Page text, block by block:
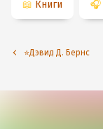
📖 Книги 🎧
⭐️Дэвид Д. Бернс